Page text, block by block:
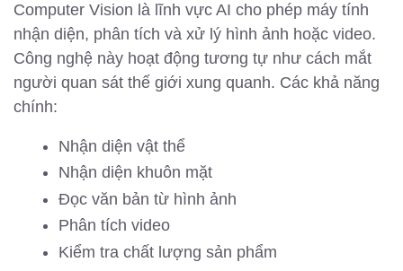
Computer Vision là lĩnh vực AI cho phép máy tính
nhận diện, phân tích và xử lý hình ảnh hoặc video.
Công nghệ này hoạt động tương tự như cách mắt
người quan sát thế giới xung quanh. Các khả năng
chính:
Nhận diện vật thể
Nhận diện khuôn mặt
Đọc văn bản từ hình ảnh
Phân tích video
Kiểm tra chất lượng sản phẩm